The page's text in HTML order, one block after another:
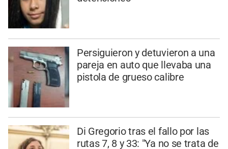
Persiguieron y detuvieron a una
pareja en auto que llevaba una
pistola de grueso calibre
Di Gregorio tras el fallo por las
rutas 7, 8 y 33: "Ya no se trata de